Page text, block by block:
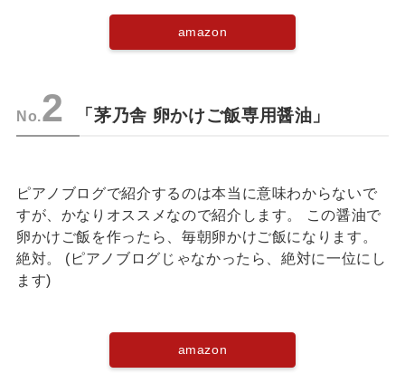
amazon
No.2 「茅乃舎 卵かけご飯専用醤油」
ピアノブログで紹介するのは本当に意味わからないで
すが、かなりオススメなので紹介します。 この醤油で
卵かけご飯を作ったら、毎朝卵かけご飯になります。
絶対。 (ピアノブログじゃなかったら、絶対に一位にし
ます)
amazon